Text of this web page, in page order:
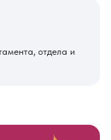
отдела и